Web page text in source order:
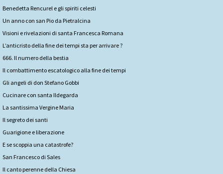
Benedetta Rencurel e gli spiriti celesti
Un anno con san Pio da Pietralcina
Visioni e rivelazioni di santa Francesca Romana
L’anticristo della fine dei tempi sta per arrivare ?
666. Il numero della bestia
Il combattimento escatologico alla fine dei tempi
Gli angeli di don Stefano Gobbi
Cucinare con santa Ildegarda
La santissima Vergine Maria
Il segreto dei santi
Guarigione e liberazione
E se scoppia una catastrofe?
San Francesco di Sales
Il canto perenne della Chiesa